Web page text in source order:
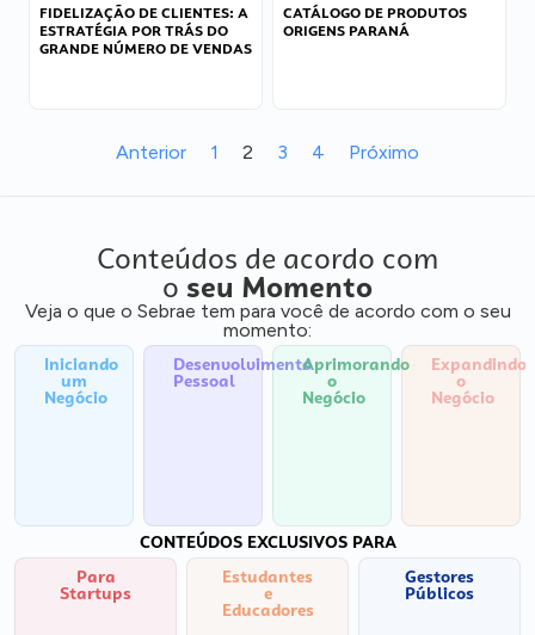
FIDELIZAÇÃO DE CLIENTES: A
ESTRATÉGIA POR TRÁS DO
GRANDE NÚMERO DE VENDAS
CATÁLOGO DE PRODUTOS
ORIGENS PARANÁ
Anterior 1 2 3 4 Próximo
Conteúdos de acordo com
o seu Momento
Veja o que o Sebrae tem para você de acordo com o seu
momento:
Iniciando
um
Negócio
Desenvolvimento
Pessoal
Aprimorando
o
Negócio
Expandindo
o
Negócio
CONTEÚDOS EXCLUSIVOS PARA
Para
Startups
Estudantes
e
Educadores
Gestores
Públicos